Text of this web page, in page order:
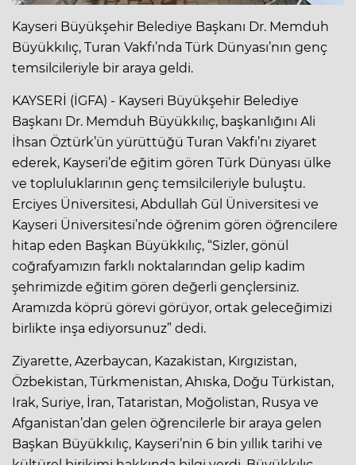
Kayseri Büyükşehir Belediye Başkanı Dr. Memduh
Büyükkılıç, Turan Vakfı’nda Türk Dünyası’nın genç
temsilcileriyle bir araya geldi.
KAYSERİ (İGFA) - Kayseri Büyükşehir Belediye
Başkanı Dr. Memduh Büyükkılıç, başkanlığını Ali
İhsan Öztürk’ün yürüttüğü Turan Vakfı’nı ziyaret
ederek, Kayseri’de eğitim gören Türk Dünyası ülke
ve topluluklarının genç temsilcileriyle buluştu.
Erciyes Üniversitesi, Abdullah Gül Üniversitesi ve
Kayseri Üniversitesi’nde öğrenim gören öğrencilere
hitap eden Başkan Büyükkılıç, “Sizler, gönül
coğrafyamızın farklı noktalarından gelip kadim
şehrimizde eğitim gören değerli gençlersiniz.
Aramızda köprü görevi görüyor, ortak geleceğimizi
birlikte inşa ediyorsunuz” dedi.
Ziyarette, Azerbaycan, Kazakistan, Kırgızistan,
Özbekistan, Türkmenistan, Ahıska, Doğu Türkistan,
Irak, Suriye, İran, Tataristan, Moğolistan, Rusya ve
Afganistan’dan gelen öğrencilerle bir araya gelen
Başkan Büyükkılıç, Kayseri’nin 6 bin yıllık tarihi ve